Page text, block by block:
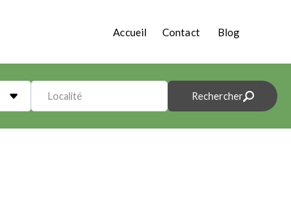
Accueil Contact Blog
Localité Rechercher